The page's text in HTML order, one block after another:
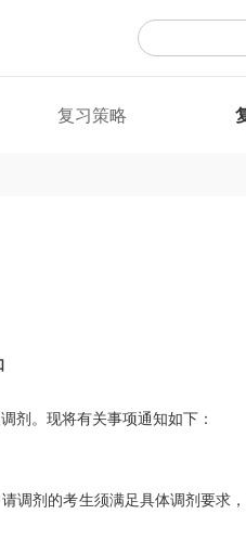
复习策略
剂。现将有关事项通知如下：
调剂的考生须满足具体调剂要求